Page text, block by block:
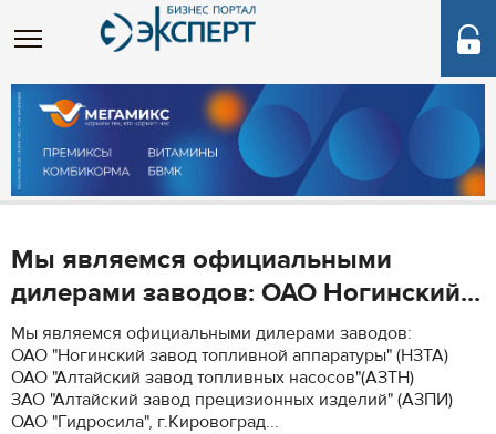
Мы являемся официальными
дилерами заводов: ОАО Ногинский...
Мы являемся официальными дилерами заводов:
ОАО "Ногинский завод топливной аппаратуры" (НЗТА)
ОАО "Алтайский завод топливных насосов"(АЗТН)
ЗАО "Алтайский завод прецизионных изделий" (АЗПИ)
ОАО "Гидросила", г.Кировоград...